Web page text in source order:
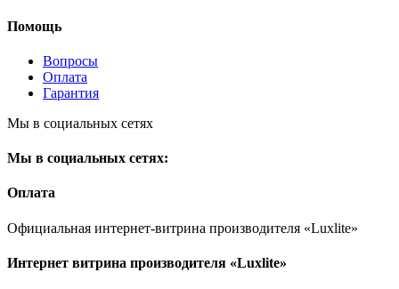
Помощь
Вопросы
Оплата
Гарантия
Мы в социальных сетях
Мы в социальных сетях:
Оплата
Официальная интернет-витрина производителя «Luxlite»
Интернет витрина производителя «Luxlite»